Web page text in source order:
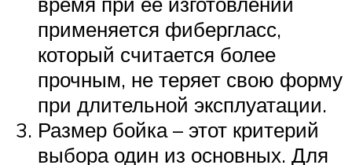
применяется фибергласс,
который считается более
прочным, не теряет свою форму
при длительной эксплуатации.
Размер бойка – этот критерий
выбора один из основных. Для